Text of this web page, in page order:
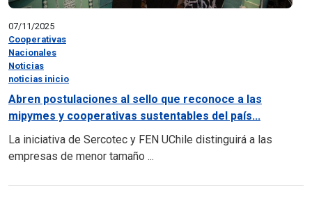
07/11/2025
Cooperativas
Nacionales
Noticias
noticias inicio
Abren postulaciones al sello que reconoce a las
mipymes y cooperativas sustentables del país...
La iniciativa de Sercotec y FEN UChile distinguirá a las
empresas de menor tamaño ...